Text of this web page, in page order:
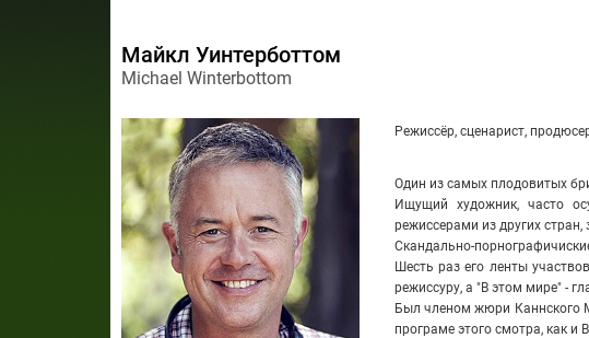
Майкл Уинтерботтом
Michael Winterbottom
Режиссёр, сценарист,
Один из самых плодовитых
Ищущий художник, часто
режиссерами из других
Скандально-
Шесть раз его ленты
режиссуру, а "В этом мире" -
Был членом жюри Каннского
програме этого смотра, как и